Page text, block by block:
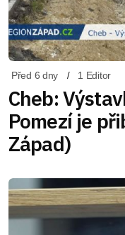
Před 6 dny 1 Editor
Cheb:
Pomezí je
Západ)